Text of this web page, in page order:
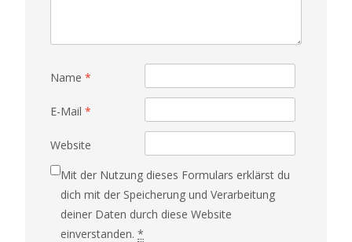
Name *
E-Mail *
Website
Mit der Nutzung dieses Formulars erklärst du
dich mit der Speicherung und Verarbeitung
deiner Daten durch diese Website
einverstanden. *